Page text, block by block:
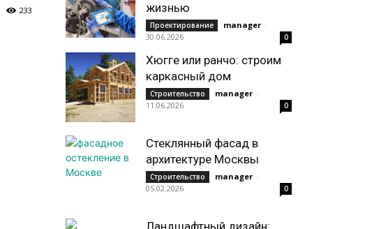
233
жизнью
Проектирование manager -
30.06.2026
0
Хюгге или ранчо: строим
каркасный дом
Строительство manager -
11.06.2026
0
Стеклянный фасад в
архитектуре Москвы
Строительство manager -
05.02.2026
0
Ландшафтный дизайн: